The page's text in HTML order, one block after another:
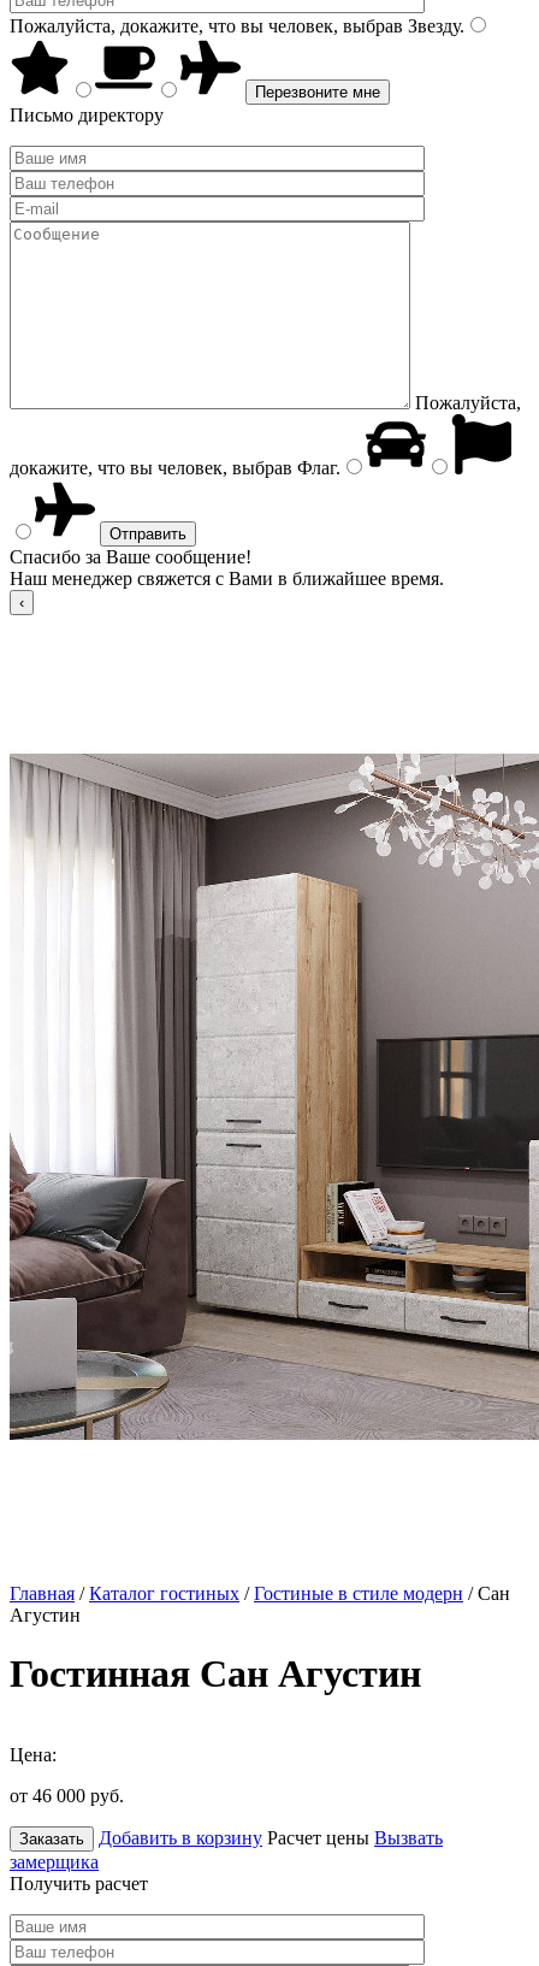
Пожалуйста, докажите, что вы человек, выбрав Звезду.
Письмо директору
Пожалуйста,
докажите, что вы человек, выбрав Флаг.
Спасибо за Ваше сообщение!
Наш менеджер свяжется с Вами в ближайшее время.
Главная /Каталог гостиных /Гостиные в стиле модерн / Сан
Агустин
Гостинная Сан Агустин
Цена:
от 46 000 руб.
Заказать Добавить в корзину Расчет цены Вызвать
замерщика
Получить расчет